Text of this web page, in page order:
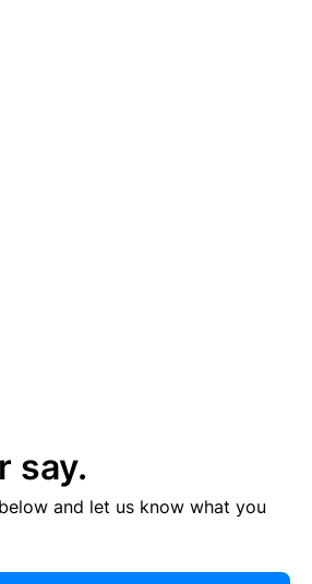
say.
and let us know what you